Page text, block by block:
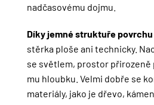
nadčasovému dojmu.
Díky jemné struktuře povrchu
stěrka ploše ani technicky.
se světlem, prostor přirozeně
mu hloubku. Velmi dobře se
materiály, jako je dřevo,